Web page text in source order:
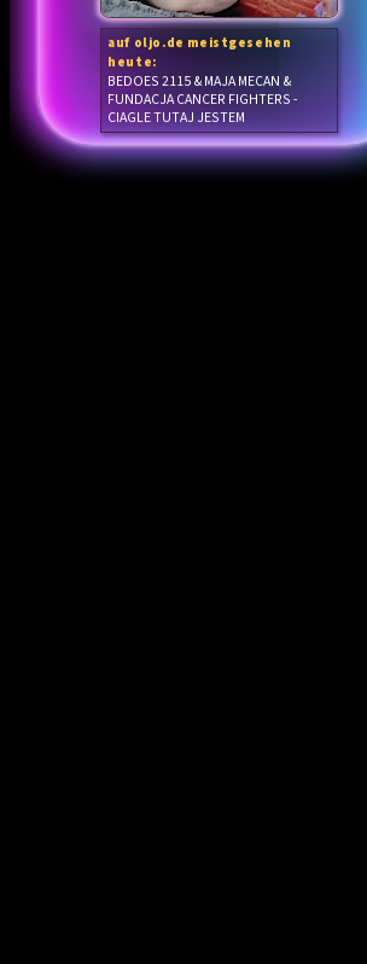
auf oljo.de meistgesehen
heute:
BEDOES 2115 & MAJA MECAN &
FUNDACJA CANCER FIGHTERS -
CIAGLE TUTAJ JESTEM